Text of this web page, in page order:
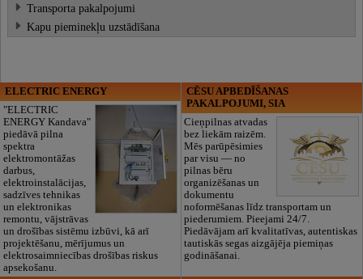
Transporta pakalpojumi
Kapu pieminekļu uzstādīšana
ELECTRIC ENERGY
"ELECTRIC
ENERGY Kandava"
piedāvā pilna
spektra
elektromontāžas
darbus,
elektroinstalācijas,
sadzīves tehnikas
un elektronikas
remontu, vājstrāvas
un drošības sistēmu izbūvi, kā arī
projektēšanu, mērījumus un
elektrosaimniecības drošības riskus
apsekošanu.
CĒSU APBEDĪŠANAS
PAKALPOJUMI, SIA
Cieņpilnas atvadas
bez liekām raizēm.
Mēs parūpēsimies
par visu — no
pilnas bēru
organizēšanas un
dokumentu
noformēšanas līdz transportam un
piederumiem. Pieejami 24/7.
Piedāvājam arī kvalitatīvas, autentiskas
tautiskās segas aizgājēja piemiņas
godināšanai.